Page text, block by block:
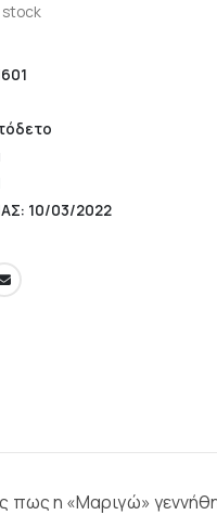
stock
10/03/2022
η «Μαριγώ»